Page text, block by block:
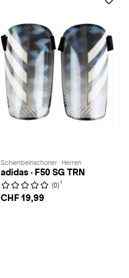
Schienbeinschoner · Herren
adidas · F50 SG TRN
(0) 1
CHF 19,99